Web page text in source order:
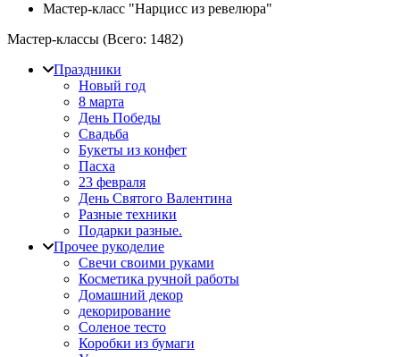
Мастер-класс "Нарцисс из ревелюра"
Мастер-классы (Всего: 1482)
Праздники
Новый год
8 марта
День Победы
Свадьба
Букеты из конфет
Пасха
23 февраля
День Святого Валентина
Разные техники
Подарки разные.
Прочее рукоделие
Свечи своими руками
Косметика ручной работы
Домашний декор
декорирование
Соленое тесто
Коробки из бумаги